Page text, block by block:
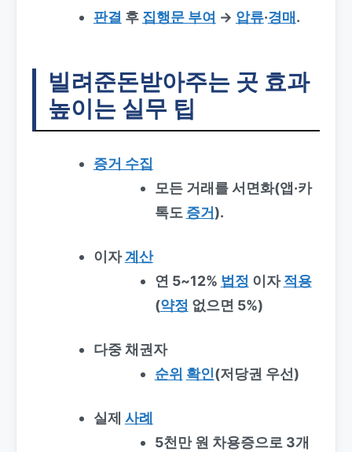
판결 후 집행문 부여 → 압류·경매 .
빌려준돈받아주는 곳 효과
높이는 실무 팁
증거 수집
모든 거래를 서면화(앱·카
톡도 증거).
이자계산
연 5~12% 법정 이자적용
(약정 없으면 5%)
다중 채권자
순위 확인(저당권 우선)
실제 사례
5천만 원 차용증으로 3개